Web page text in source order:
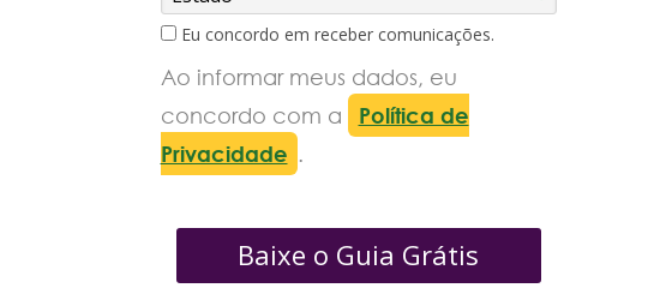
Eu concordo em receber comunicações.
Ao informar meus dados, eu
concordo com a
Política de
Privacidade .
Baixe o Guia Grátis